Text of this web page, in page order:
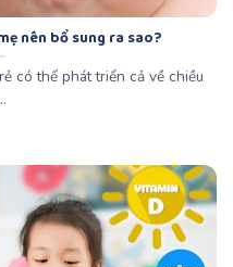
nên bổ sung ra sao?
có thể phát triển cả về chiều